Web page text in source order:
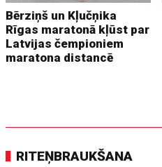
Bērziņš un Kļučņika
Rīgas maratonā kļūst par
Latvijas čempioniem
maratona distancē
RITEŅBRAUKŠANA